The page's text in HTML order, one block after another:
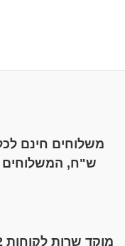
ש"ח, המשלוחים